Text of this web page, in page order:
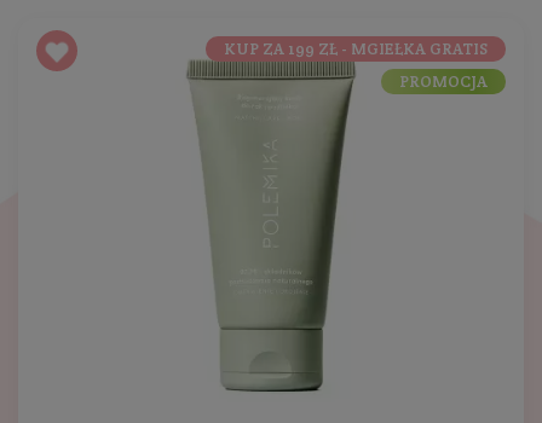
KUP ZA 199 ZŁ - MGIEŁKA GRATIS
PROMOCJA